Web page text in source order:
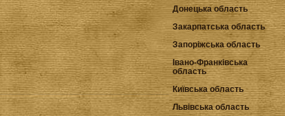
Донецька область
Закарпатська область
Запоріжська область
Івано-Франківська
область
Київська область
Львівська область